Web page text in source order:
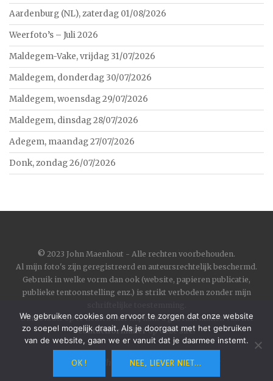
Aardenburg (NL), zaterdag 01/08/2026
Weerfoto’s – Juli 2026
Maldegem-Vake, vrijdag 31/07/2026
Maldegem, donderdag 30/07/2026
Maldegem, woensdag 29/07/2026
Maldegem, dinsdag 28/07/2026
Adegem, maandag 27/07/2026
Donk, zondag 26/07/2026
© 2023 John Maenhout - Alle rechten voorbehouden.
Al mijn foto's zijn geregistreerd en auteursrechtelijk beschermd.
Gebruik in welke vorm dan ook (website, papieren publicatie,
publieke tentoonstelling enz.) is strikt verboden zonder mijn
Om contact op te nemen met mij kunt u gebruik maken van het
contactformulierop deze site.
Wordpress Toujoursby Automattic
We gebruiken cookies om ervoor te zorgen dat onze website
zo soepel mogelijk draait. Als je doorgaat met het gebruiken
van de website, gaan we er vanuit dat je daarmee instemt.
OK ! NEE, LIEVER NIET...